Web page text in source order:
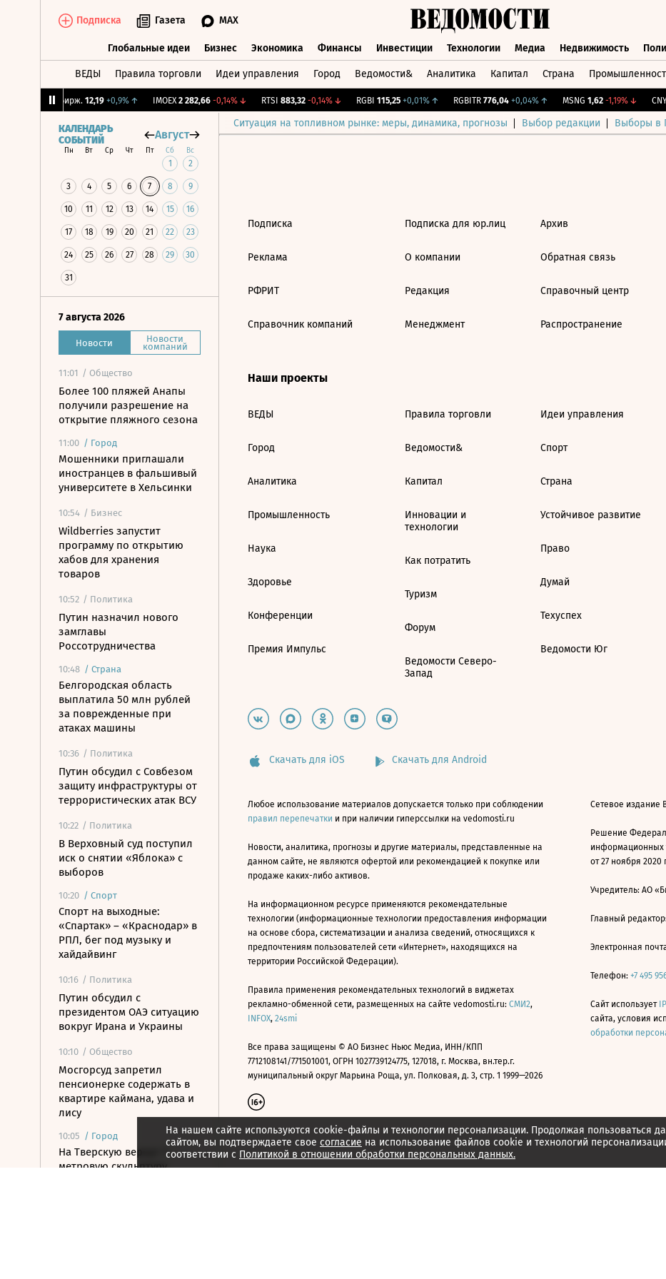
Подписка Газета MAX
Глобальные идеи Бизнес Экономика Финансы Инвестиции Технологии Медиа Недвижимость
ВЕДЫ Правила торговли Идеи управления Город Ведомости& Аналитика Капитал Страна
CNY Бирж. 12,19 +0,9%↑ IMOEX 2 282,66 -0,14%↓ RTSI 883,32 -0,14%↓ RGBI 115,25 +0,01%↑ RGBITR 776,04 +0,04%↑ MSNG 1,62 -1,19%↓
Ситуация на топливном рынке: меры, динамика, прогнозы Выбор редакции Выборы в
КАЛЕНДАРЬ
СОБЫТИЙ
Август
Пн Вт Ср Чт Пт Сб Вс
1 2
3 4 5 6 7 8 9
10 11 12 13 14 15 16
17 18 19 20 21 22 23
24 25 26 27 28 29 30
31
7 августа 2026
Новости Новости
компаний
11:01 / Общество
Более 100 пляжей Анапы
получили разрешение на
открытие пляжного сезона
11:00 / Город
Мошенники приглашали
иностранцев в фальшивый
университете в Хельсинки
10:54 / Бизнес
Wildberries запустит
программу по открытию
хабов для хранения
товаров
10:52 / Политика
Путин назначил нового
замглавы
Россотрудничества
10:48 / Страна
Белгородская область
выплатила 50 млн рублей
за поврежденные при
атаках машины
10:36 / Политика
Путин обсудил с Совбезом
защиту инфраструктуры от
террористических атак ВСУ
10:22 / Политика
В Верховный суд поступил
иск о снятии «Яблока» с
выборов
10:20 / Спорт
Спорт на выходные:
«Спартак» – «Краснодар» в
РПЛ, бег под музыку и
хайдайвинг
10:16 / Политика
Путин обсудил с
президентом ОАЭ ситуацию
вокруг Ирана и Украины
10:10 / Общество
Мосгорсуд запретил
пенсионерке содержать в
квартире каймана, удава и
лису
10:05 / Город
На Тверскую вернут 7-
метровую скульптуру
На нашем сайте используются cookie-файлы и технологии персонализации. Продолжая пользоваться
сайтом, вы подтверждаете свое согласие на использование файлов cookie и технологий
соответствии с Политикой в отношении обработки персональных данных.
Подписка
Реклама
РФРИТ
Справочник компаний
Подписка для юр.лиц
О компании
Редакция
Менеджмент
Архив
Обратная связь
Справочный центр
Распространение
Наши проекты
ВЕДЫ
Город
Аналитика
Промышленность
Наука
Здоровье
Конференции
Премия Импульс
Правила торговли
Ведомости&
Капитал
Инновации и
технологии
Как потратить
Туризм
Форум
Ведомости Северо-
Запад
Идеи управления
Спорт
Страна
Устойчивое развитие
Право
Думай
Техуспех
Ведомости Юг
Скачать для iOS Скачать для Android
Любое использование материалов допускается только при соблюдении
правил перепечатки и при наличии гиперссылки на vedomosti.ru
Новости, аналитика, прогнозы и другие материалы, представленные на
данном сайте, не являются офертой или рекомендацией к покупке или
продаже каких-либо активов.
На информационном ресурсе применяются рекомендательные
технологии (информационные технологии предоставления информации
на основе сбора, систематизации и анализа сведений, относящихся к
предпочтениям пользователей сети «Интернет», находящихся на
территории Российской Федерации).
Правила применения рекомендательных технологий в виджетах
рекламно-обменной сети, размещенных на сайте vedomosti.ru: СМИ2,
INFOX, 24smi
Все права защищены © АО Бизнес Ньюс Медиа, ИНН/КПП
7712108141/771501001, ОГРН 1027739124775, 127018, г. Москва, вн.тер.г.
муниципальный округ Марьина Роща, ул. Полковая, д. 3, стр. 1 1999—2026
Сетевое издание
Решение
информационных
от 27 ноября 2020
Учредитель: АО
Главный
Электронная
Телефон: +7 495
Сайт использует
сайта, условия
обработки